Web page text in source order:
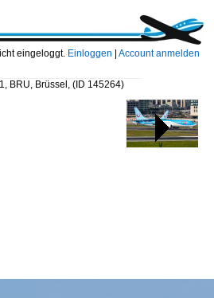
eingeloggt. Einloggen Account anmelden
BRU, Brüssel, (ID 145264)